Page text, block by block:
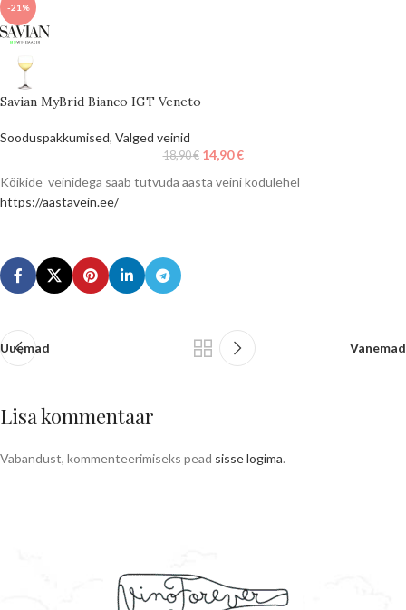
-21%
Savian MyBrid Bianco IGT Veneto
Sooduspakkumised, Valged veinid
18,90€ 14,90€
Kõikide veinidega saab tutvuda aasta veini kodulehel
https://aastavein.ee/
Uuemad Vanemad
Lisa kommentaar
Vabandust, kommenteerimiseks pead sisse logima.